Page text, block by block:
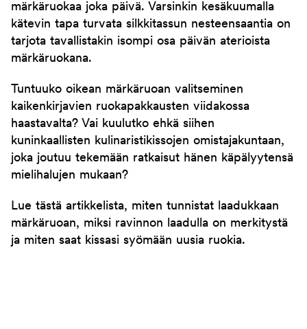
märkäruokaa joka päivä. Varsinkin kesäkuumalla
kätevin tapa turvata silkkitassun nesteensaantia on
tarjota tavallistakin isompi osa päivän aterioista
märkäruokana.
Tuntuuko oikean märkäruoan valitseminen
kaikenkirjavien ruokapakkausten viidakossa
haastavalta? Vai kuulutko ehkä siihen
kuninkaallisten kulinaristikissojen omistajakuntaan,
joka joutuu tekemään ratkaisut hänen käpälyytensä
mielihalujen mukaan?
Lue tästä artikkelista, miten tunnistat laadukkaan
märkäruoan, miksi ravinnon laadulla on merkitystä
ja miten saat kissasi syömään uusia ruokia.